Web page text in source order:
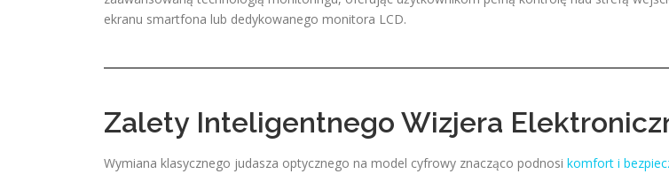
ekranu smartfona lub dedykowanego monitora LCD.
Zalety Inteligentnego Wizjera
Wymiana klasycznego judasza optycznego na model cyfrowy znacząco podnosi komfort i